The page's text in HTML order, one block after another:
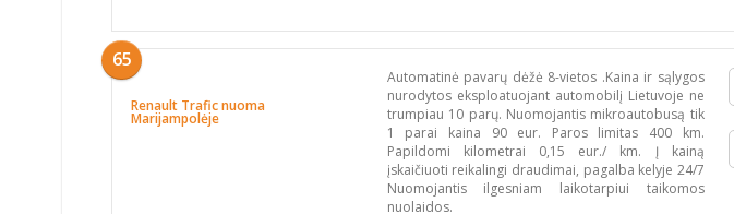
65
Renault Trafic nuoma
Marijampolėje
Automatinė pavarų dėžė 8-vietos .Kaina ir sąlygos
nurodytos eksploatuojant automobilį Lietuvoje ne
trumpiau 10 parų. Nuomojantis mikroautobusą tik
1 parai kaina 90 eur. Paros limitas 400 km.
Papildomi kilometrai 0,15 eur./ km. Į kainą
įskaičiuoti reikalingi draudimai, pagalba kelyje 24/7
Nuomojantis ilgesniam laikotarpiui taikomos
nuolaidos.